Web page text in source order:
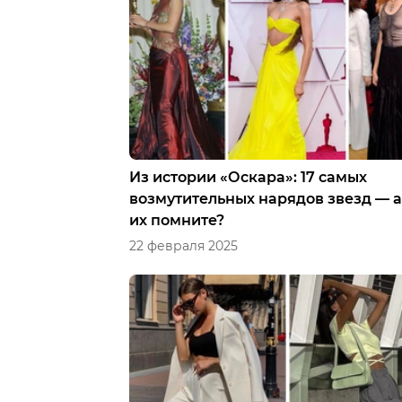
Из истории «Оскара»: 17 самых
возмутительных нарядов звезд —
их помните?
22 февраля 2025